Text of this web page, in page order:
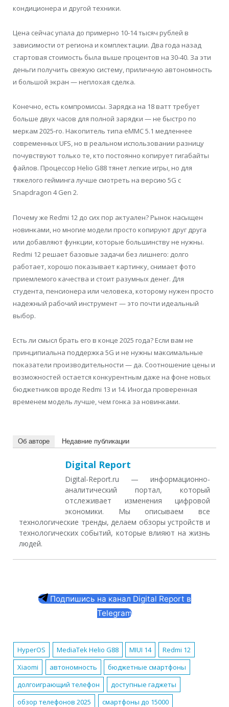
кондиционера и другой техники.
Цена сейчас упала до примерно 10-14 тысяч рублей в
зависимости от региона и комплектации. Два года назад
стартовая стоимость была выше процентов на 30-40. За эти
деньги получить свежую систему, приличную автономность
и большой экран — неплохая сделка.
Конечно, есть компромиссы. Зарядка на 18 ватт требует
больше двух часов для полной зарядки — не быстро по
меркам 2025-го. Накопитель типа eMMC 5.1 медленнее
современных UFS, но в реальном использовании разницу
почувствуют только те, кто постоянно копирует гигабайты
файлов. Процессор Helio G88 тянет легкие игры, но для
тяжелого гейминга лучше смотреть на версию 5G с
Snapdragon 4 Gen 2.
Почему же Redmi 12 до сих пор актуален? Рынок насыщен
новинками, но многие модели просто копируют друг друга
или добавляют функции, которые большинству не нужны.
Redmi 12 решает базовые задачи без лишнего: долго
работает, хорошо показывает картинку, снимает фото
приемлемого качества и стоит разумных денег. Для
студента, пенсионера или человека, которому нужен просто
надежный рабочий инструмент — это почти идеальный
выбор.
Есть ли смысл брать его в конце 2025 года? Если вам не
принципиальна поддержка 5G и не нужны максимальные
показатели производительности — да. Соотношение цены и
возможностей остается конкурентным даже на фоне новых
бюджетников вроде Redmi 13 и 14. Иногда проверенная
временем модель лучше, чем гонка за новинками.
Об авторе Недавние публикации
Digital Report
Digital-Report.ru — информационно-
аналитический портал, который
отслеживает изменения цифровой
экономики. Мы описываем все
технологические тренды, делаем обзоры устройств и
технологических событий, которые влияют на жизнь
людей.
Подпишись на канал Digital Report в
Telegram
HyperOS MediaTek Helio G88 MIUI 14
Redmi 12
Xiaomi
автономность
бюджетные смартфоны
долгоиграющий телефон
доступные гаджеты
обзор телефонов 2025
смартфоны до 15000